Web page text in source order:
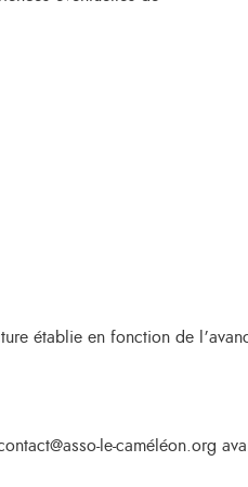
établie en fonction de
le-caméléon.org